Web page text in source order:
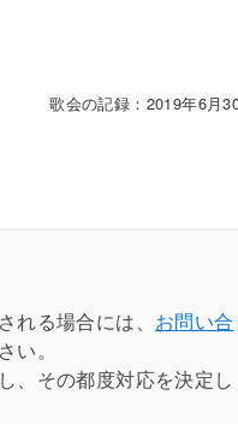
歌会の記録：2019年6月
れる場合には、 お問い合
い。
、その都度対応を決定し